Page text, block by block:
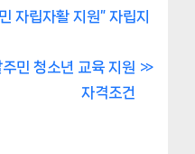
자립자활 지원” 자립지
민 청소년 교육 지원
자격조건